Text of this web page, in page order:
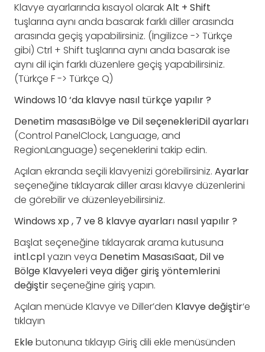
Klavye ayarlarında kısayol olarakAlt + Shift
tuşlarına aynı anda basarak farklı diller arasında
arasında geçiş yapabilirsiniz. (İngilizce -> Türkçe
gibi) Ctrl + Shift tuşlarına aynı anda basarak ise
aynı dil için farklı düzenlere geçiş yapabilirsiniz.
(Türkçe F -> Türkçe Q)
Windows 10 ‘da klavye nasıl türkçe yapılır ?
Denetim masasıBölge ve Dil seçenekleriDil ayarları
(Control PanelClock, Language, and
RegionLanguage) seçeneklerini takip edin.
Açılan ekranda seçili klavyenizi görebilirsiniz. Ayarlar
seçeneğine tıklayarak diller arası klavye düzenlerini
de görebilir ve düzenleyebilirsiniz.
Windows xp , 7 ve 8 klavye ayarları nasıl yapılır ?
Başlat seçeneğine tıklayarak arama kutusuna
intl.cplyazın veya Denetim MasasıSaat, Dil ve
Bölge Klavyeleri veya diğer giriş yöntemlerini
değiştirseçeneğine giriş yapın.
Açılan menüde Klavye ve Diller’den Klavye değiştir‘e
tıklayın
Eklebutonuna tıklayıp Giriş dili ekle menüsünden